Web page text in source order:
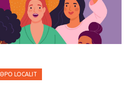
LOCALIT